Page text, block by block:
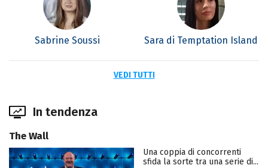
Sabrine Soussi Sara di Temptation Island
VEDI TUTTI
In tendenza
The Wall
Una coppia di concorrenti
sfida la sorte tra una serie di...